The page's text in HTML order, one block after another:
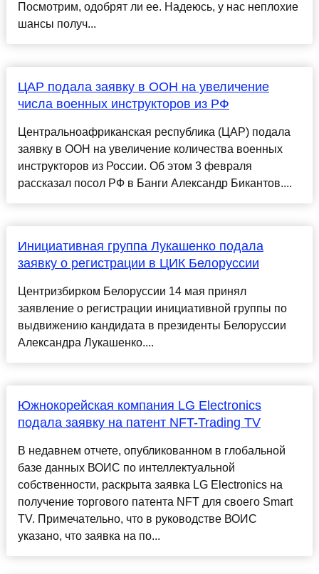
Посмотрим, одобрят ли ее. Надеюсь, у нас неплохие
шансы получ...
ЦАР подала заявку в ООН на увеличение
числа военных инструкторов из РФ
Центральноафриканская республика (ЦАР) подала
заявку в ООН на увеличение количества военных
инструкторов из России. Об этом 3 февраля
рассказал посол РФ в Банги Александр Бикантов....
Инициативная группа Лукашенко подала
заявку о регистрации в ЦИК Белоруссии
Центризбирком Белоруссии 14 мая принял
заявление о регистрации инициативной группы по
выдвижению кандидата в президенты Белоруссии
Александра Лукашенко....
Южнокорейская компания LG Electronics
подала заявку на патент NFT-Trading TV
В недавнем отчете, опубликованном в глобальной
базе данных ВОИС по интеллектуальной
собственности, раскрыта заявка LG Electronics на
получение торгового патента NFT для своего Smart
TV. Примечательно, что в руководстве ВОИС
указано, что заявка на по...